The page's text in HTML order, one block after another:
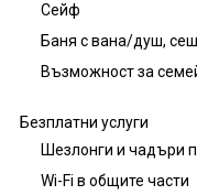
Сейф
Баня с вана/душ,
Възможност за
Безплатни услуги
Шезлонги и чадъри
Wi-Fi в общите части